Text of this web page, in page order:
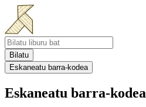
Bilatu
Eskaneatu barra-kodea
Eskaneatu barra-kodea